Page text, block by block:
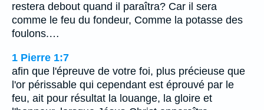
restera debout quand il paraîtra? Car il sera
comme le feu du fondeur, Comme la potasse des
foulons.…
1 Pierre 1:7
afin que l'épreuve de votre foi, plus précieuse que
l'or périssable qui cependant est éprouvé par le
feu, ait pour résultat la louange, la gloire et